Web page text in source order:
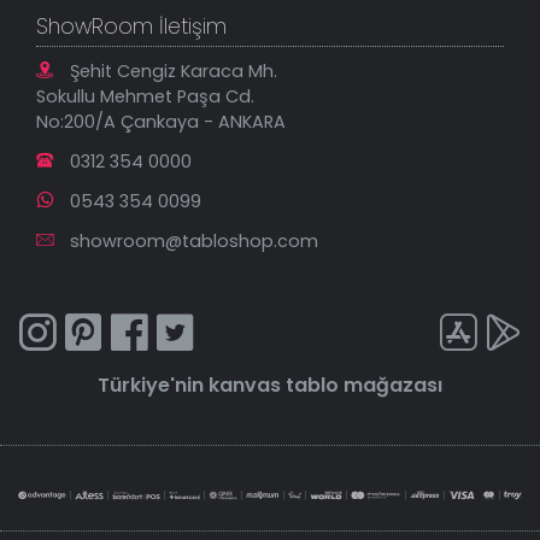
ShowRoom İletişim
Şehit Cengiz Karaca Mh.
Sokullu Mehmet Paşa Cd.
No:200/A Çankaya - ANKARA
0312 354 0000
0543 354 0099
showroom@tabloshop.com
Türkiye'nin kanvas tablo mağazası